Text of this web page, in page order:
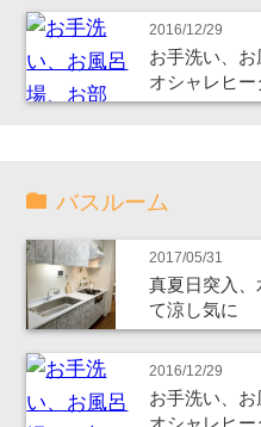
2016/12/29
お手洗い、
オシャレヒ
バスルーム
2017/05/31
真夏日突入
て涼し気に
2016/12/29
お手洗い、
オシャレヒ